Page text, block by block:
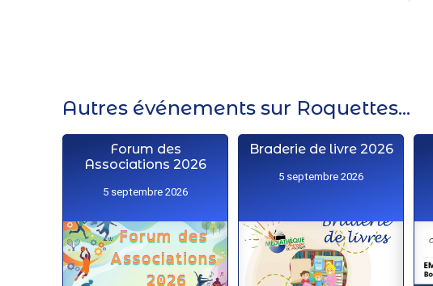
Autres événements sur Roquettes...
Forum des
Associations 2026
5 septembre 2026
Braderie de livre 2026
5 septembre 2026